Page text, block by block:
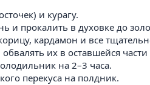
и курагу.
прокалить в духовке до
кардамон и все
их в оставшейся части
на 2–3 часа.
перекуса на полдник.